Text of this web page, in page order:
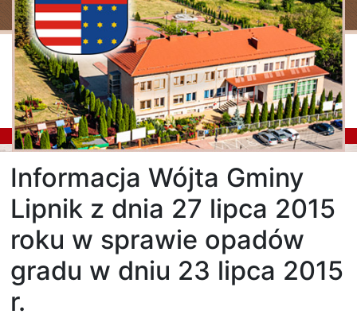
Informacja Wójta Gminy
Lipnik z dnia 27 lipca 2015
roku w sprawie opadów
gradu w dniu 23 lipca 2015
r.